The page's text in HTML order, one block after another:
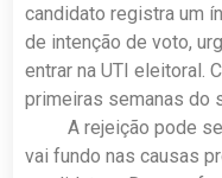
candidato registra um
de intenção de voto,
entrar na UTI eleitoral.
primeiras semanas do
A rejeição pode ser
vai fundo nas causas